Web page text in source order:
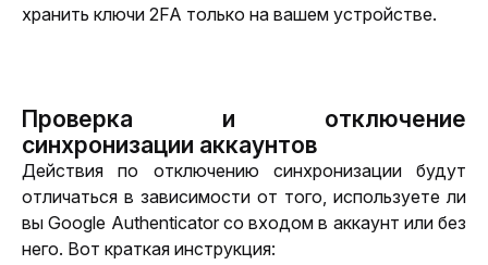
хранить ключи 2FA только на вашем устройстве.
Проверка и отключение
синхронизации аккаунтов
Действия по отключению синхронизации будут
отличаться в зависимости от того, используете ли
вы Google Authenticator со входом в аккаунт или без
него. Вот краткая инструкция: